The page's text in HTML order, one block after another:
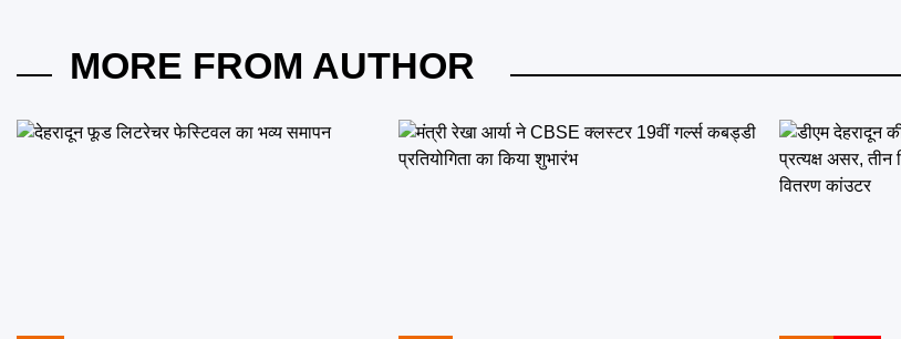
MORE FROM AUTHOR